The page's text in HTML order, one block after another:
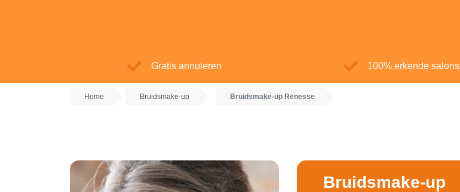
Gratis annuleren 100% erkende salons
Home Bruidsmake-up Bruidsmake-up Renesse
Bruidsmake-up